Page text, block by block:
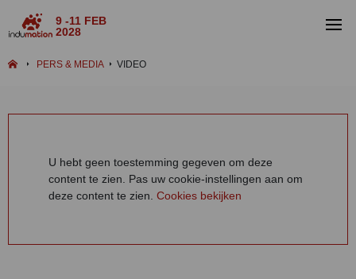
9 -11 FEB
2028
PERS & MEDIA VIDEO
U hebt geen toestemming gegeven om deze
content te zien. Pas uw cookie-instellingen aan om
deze content te zien. Cookies bekijken